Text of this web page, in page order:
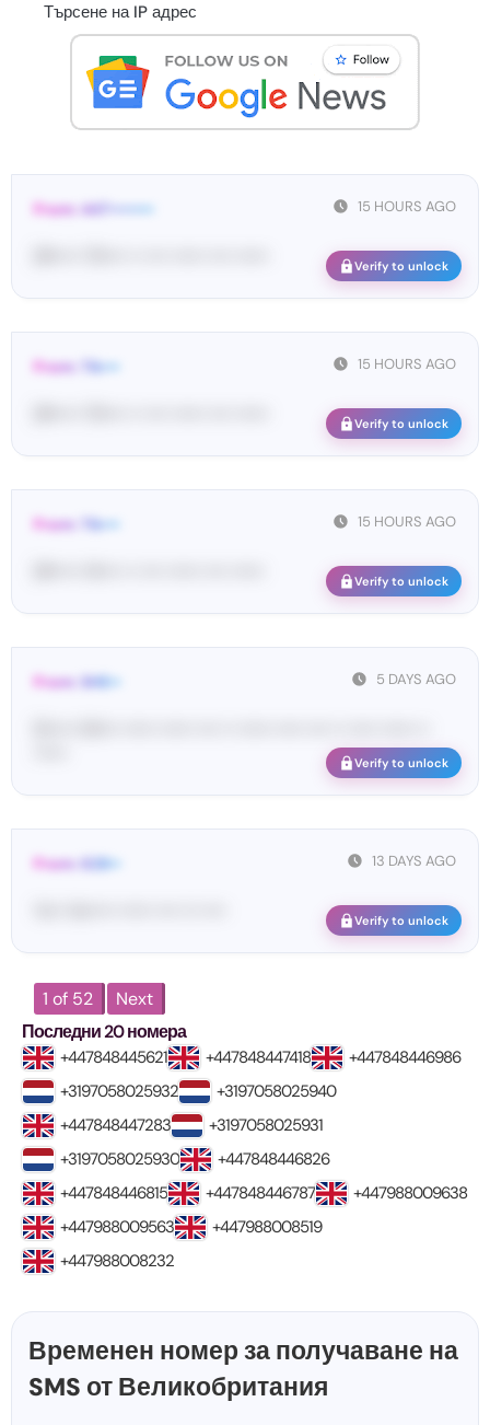
Търсене на IP адрес
15 HOURS AGO
From: 447••••••••
Verify to unlock
15 HOURS AGO
From: Tik•••
Verify to unlock
15 HOURS AGO
From: Tik•••
Verify to unlock
5 DAYS AGO
From: SHE••
Verify to unlock
13 DAYS AGO
From: 628••
Verify to unlock
1 of 52
Next
Последни 20 номера
+447848445621 +447848447418
+447848446986
+3197058025932
+3197058025940
+447848447283
+3197058025931
+3197058025930
+447848446826
+447848446815
+447848446787
+447988009638
+447988009563
+447988008519
+447988008232
Временен номер за получаване на
SMS от Великобритания